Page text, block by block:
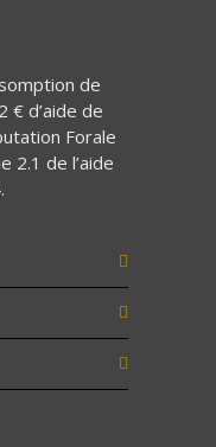
de
€ d’aide de
Forale
2.1 de l’aide